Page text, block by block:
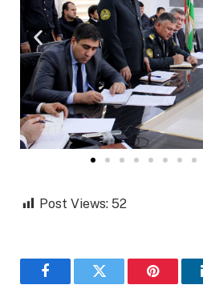
Post Views: 52
FacebookTwitter Pinterest